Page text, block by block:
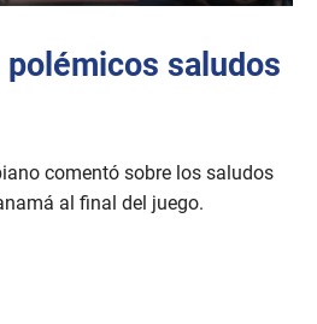
saludos
comentó sobre los saludos
al final del juego.